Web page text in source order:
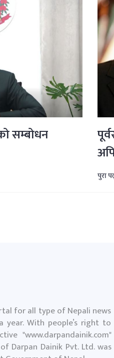
सम्बोधन
पुरा
for all type of Nepali news
With people’s right to
"www.darpandainik.com"
Darpan Dainik Pvt. Ltd. was